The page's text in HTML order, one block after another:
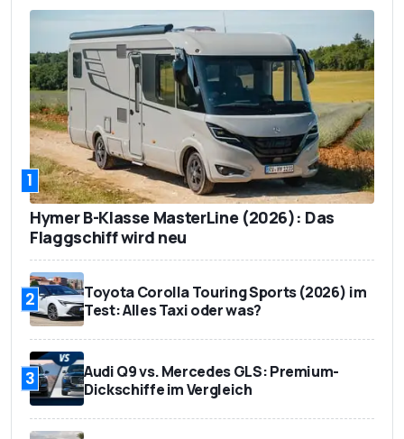
1
Hymer B-Klasse MasterLine (2026): Das
Flaggschiff wird neu
2
Toyota Corolla Touring Sports (2026) im
Test: Alles Taxi oder was?
3
Audi Q9 vs. Mercedes GLS: Premium-
Dickschiffe im Vergleich